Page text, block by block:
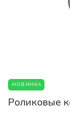
НОВИНКА
Роликовые